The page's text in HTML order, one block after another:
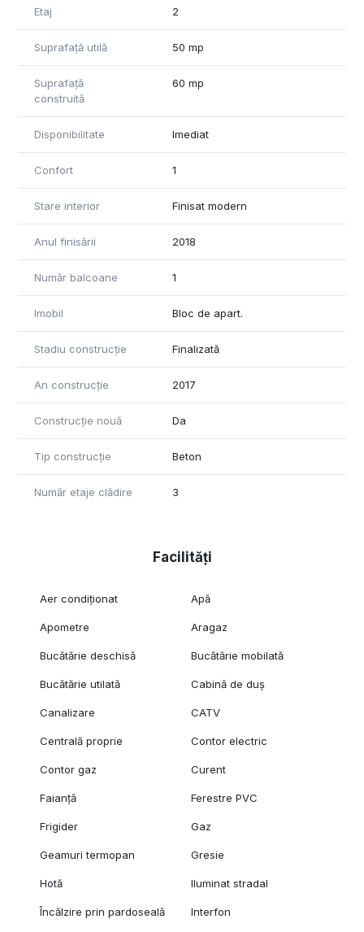
Etaj 2
Suprafață utilă 50 mp
Suprafață
construită
60 mp
Disponibilitate Imediat
Confort 1
Stare interior Finisat modern
Anul finisării 2018
Număr balcoane 1
Imobil Bloc de apart.
Stadiu construcție Finalizată
An construcție 2017
Construcție nouă Da
Tip construcție Beton
Număr etaje clădire 3
Facilități
Aer condiționat Apă
Apometre Aragaz
Bucătărie deschisă Bucătărie mobilată
Bucătărie utilată Cabină de duș
Canalizare CATV
Centrală proprie Contor electric
Contor gaz Curent
Faianță Ferestre PVC
Frigider Gaz
Geamuri termopan Gresie
Hotă Iluminat stradal
Încălzire prin pardoseală Interfon